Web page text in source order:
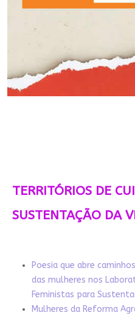
TERRITÓRIOS DE
SUSTENTAÇÃO DA
Poesia que abre
das mulheres nos
Feministas para
Mulheres da Reforma